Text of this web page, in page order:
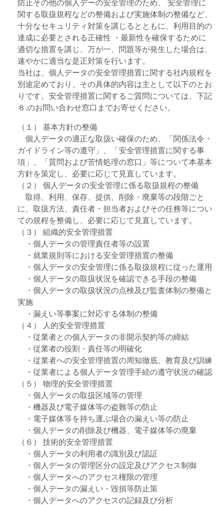
防止その他の個人デーの安全管理のため、 安全管理に
関する取扱規程などの整備および実施体制の整備など、
十分なセキュリティ対策を講じるとともに、利用目的の
達成に必要とされる正確性 ・最新性を確保するために
適切な措置を講じ、万が一、問題等が発生した場合は、
速やかに適当な是正対策を行います。
当社は、個人データの安全管理措置に関する社内規程を
別途定めており、その具体的内容は主として以下のとお
りです。安全管理措置に関するご質問については、下記
８.のお問い合わせ窓口までお寄せください。
（１） 基本方針の整備
個人データの適正な取扱い確保のため、「関係法令・
ガイドライン等の遵守」、「安全管理措置に関する事
項」、「質問および苦情処理の窓口」等について本基本
方針を策定し、必要に応じて見直しています。
（２） 個人データの安全管理に係る取扱規程の整備
取得、利用、保存、提供、削除・廃棄等の段階ごと
に、取扱方法、責任者・担当者およびその任務等につい
ての規程を整備し、必要に応じて見直しています。
（３） 組織的安全管理措置
・個人データの管理責任者等の設置
・就業規則等における安全管理措置の整備
・個人データの安全管理に係る取扱規程に従った運用
・個人データの取扱状況を確認できる手段の整備
・個人データの取扱状況の点検及び監査体制の整備と
実施
・漏えい等事案に対応する体制の整備
（４） 人的安全管理措置
・従業者との個人データの非開示契約等の締結
・従業者の役割・責任等の明確化
・従業者への安全管理措置の周知徹底、教育及び訓練
・従業者による個人データ管理手続の遵守状況の確認
（５） 物理的安全管理措置
・個人データの取扱区域等の管理
・機器及び電子媒体等の盗難等の防止
・電子媒体等を持ち運ぶ場合の漏えい等の防止
・個人データの削除及び機器、電子媒体等の廃棄
（６） 技術的安全管理措置
・個人データの利用者の識別及び認証
・個人データの管理区分の設定及びアクセス制御
・個人データへのアクセス権限の管理
・個人データの漏えい・毀損等防止策
・個人データへのアクセスの記録及び分析